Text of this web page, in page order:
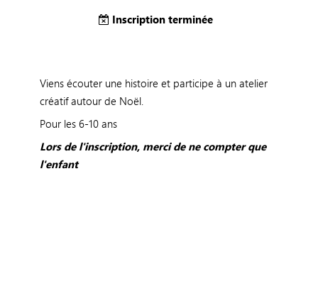
Inscription terminée
Viens écouter une histoire et participe à un atelier
créatif autour de Noël.
Pour les 6-10 ans
Lors de l'inscription, merci de ne compter que
l'enfant